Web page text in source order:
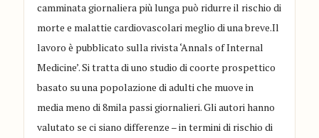
camminata giornaliera più lunga può ridurre il rischio di
morte e malattie cardiovascolari meglio di una breve.Il
lavoro è pubblicato sulla rivista ‘Annals of Internal
Medicine’. Si tratta di uno studio di coorte prospettico
basato su una popolazione di adulti che muove in
media meno di 8mila passi giornalieri. Gli autori hanno
valutato se ci siano differenze – in termini di rischio di